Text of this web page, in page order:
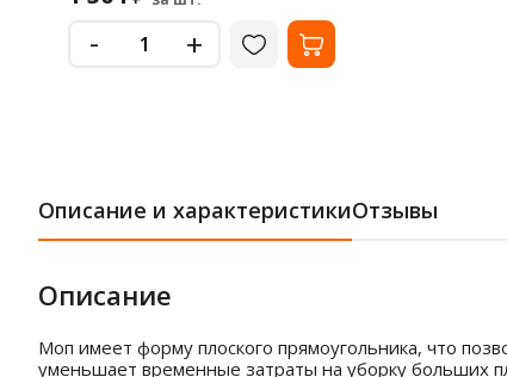
- +
Описание и характеристикиОтзывы
Описание
Моп имеет форму плоского прямоугольника, что
уменьшает временные затраты на уборку больших